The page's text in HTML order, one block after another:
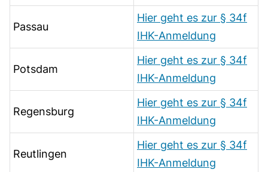
Passau
Hier geht es zur § 34f
IHK-Anmeldung
Potsdam
Hier geht es zur § 34f
IHK-Anmeldung
Regensburg
Hier geht es zur § 34f
IHK-Anmeldung
Reutlingen
Hier geht es zur § 34f
IHK-Anmeldung